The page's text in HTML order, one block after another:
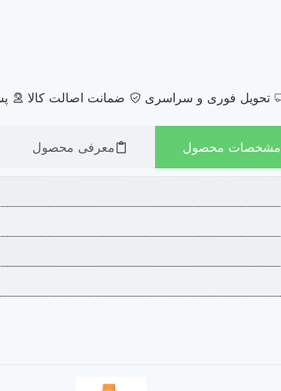
تحویل فوری و سراسری ضمانت اصالت کالا
مشخصات محصول معرفی محصول